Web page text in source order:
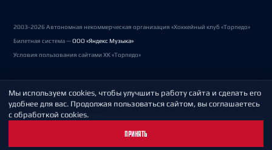
2003-2026 Автономная некоммерческая организация «Хоккейный клуб «Торпедо»
Билетная система —ООО «Яндекс Музыка»
Условия пользования сайтами ХК «Торпедо»
Политика обработки персональных данных
Пользовательское соглашение
Мы используем cookies, чтобы улучшить работу сайта и сделать его
удобнее для вас. Продолжая пользоваться сайтом, вы соглашаетесь
с обработкой cookies.
ПРИНЯТЬ